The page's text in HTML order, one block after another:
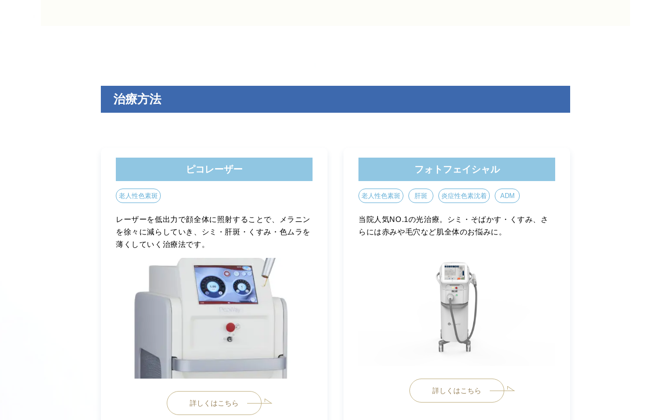
治療方法
ピコレーザー
老人性色素斑
レーザーを低出力で顔全体に照射することで、メラニン
を徐々に減らしていき、シミ・肝斑・くすみ・色ムラを
薄くしていく治療法です。
詳しくはこちら
フォトフェイシャル
老人性色素斑 肝斑 炎症性色素沈着 ADM
当院人気NO.1の光治療。シミ・そばかす・くすみ、さ
らには赤みや毛穴など肌全体のお悩みに。
詳しくはこちら